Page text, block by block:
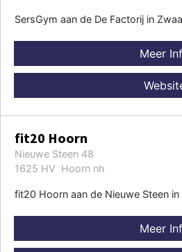
SersGym aan de De Factorij in
Meer
fit20 Hoorn
Nieuwe Steen 48
1625 HV Hoorn nh
fit20 Hoorn aan de Nieuwe Steen
Meer